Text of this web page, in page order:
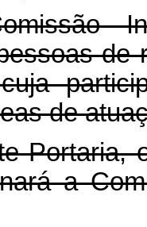
de
de
Portaria,
a